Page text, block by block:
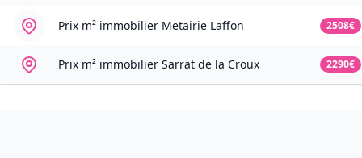
Prix m² immobilier Metairie Laffon 2508€
Prix m² immobilier Sarrat de la Croux 2290€